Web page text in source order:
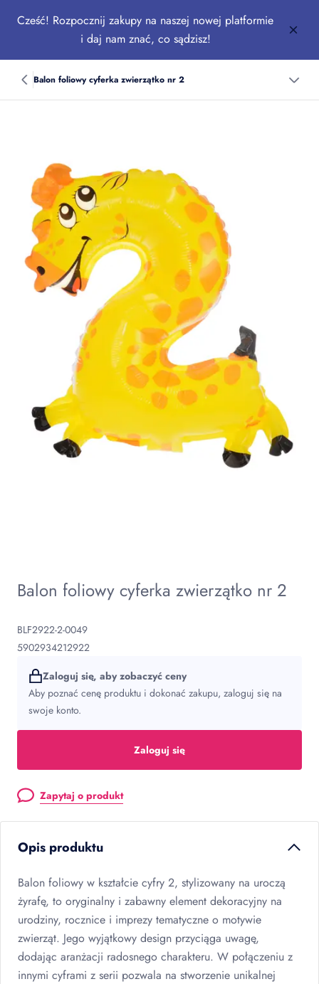
Cześć! Rozpocznij zakupy na naszej nowej platformie
i daj nam znać, co sądzisz!
Balon foliowy cyferka zwierzątko nr 2
Balon foliowy cyferka zwierzątko nr 2
BLF2922-2-0049
5902934212922
Zaloguj się, aby zobaczyć ceny
Aby poznać cenę produktu i dokonać zakupu, zaloguj się na
swoje konto.
Zaloguj się
Zapytaj o produkt
Opis produktu
Balon foliowy w kształcie cyfry 2, stylizowany na uroczą
żyrafę, to oryginalny i zabawny element dekoracyjny na
urodziny, rocznice i imprezy tematyczne o motywie
zwierząt. Jego wyjątkowy design przyciąga uwagę,
dodając aranżacji radosnego charakteru. W połączeniu z
innymi cyframi z serii pozwala na stworzenie unikalnej